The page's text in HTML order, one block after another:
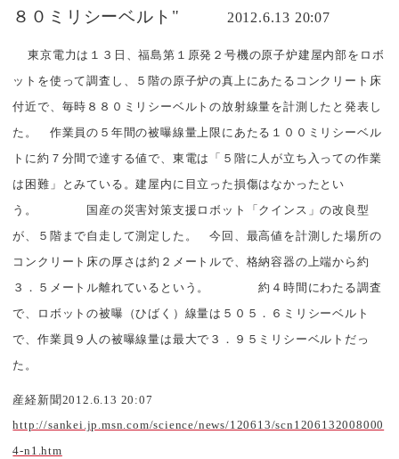
８０ミリシーベルト " 2012.6.13 20:07
東京電力は１３日、福島第１原発２号機の原子炉建屋内部をロボ
ットを使って調査し、５階の原子炉の真上にあたるコンクリート床
付近で、毎時８８０ミリシーベルトの放射線量を計測したと発表し
た。 作業員の５年間の被曝線量上限にあたる１００ミリシーベル
トに約７分間で達する値で、東電は「５階に人が立ち入っての作業
は困難」とみている。建屋内に目立った損傷はなかったとい
う。 国産の災害対策支援ロボット「クインス」の改良型
が、５階まで自走して測定した。 今回、最高値を計測した場所の
コンクリート床の厚さは約２メートルで、格納容器の上端から約
３．５メートル離れているという。 約４時間にわたる調査
で、ロボットの被曝（ひばく）線量は５０５．６ミリシーベルト
で、作業員９人の被曝線量は最大で３．９５ミリシーベルトだっ
た。
産経新聞2012.6.13 20:07
http://sankei.jp.msn.com/science/news/120613/scn1206132008000
4-n1.htm